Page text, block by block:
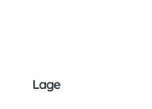
Lage